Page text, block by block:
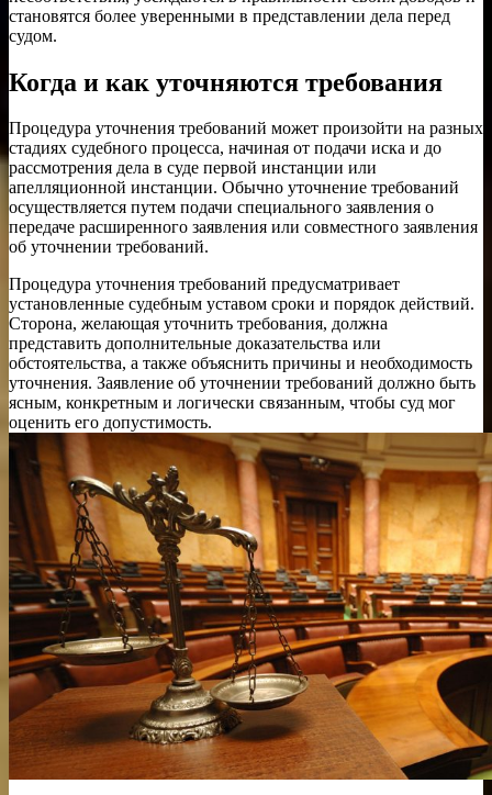
становятся более уверенными в представлении дела перед
судом.
Когда и как уточняются требования
Процедура уточнения требований может произойти на разных
стадиях судебного процесса, начиная от подачи иска и до
рассмотрения дела в суде первой инстанции или
апелляционной инстанции. Обычно уточнение требований
осуществляется путем подачи специального заявления о
передаче расширенного заявления или совместного заявления
об уточнении требований.
Процедура уточнения требований предусматривает
установленные судебным уставом сроки и порядок действий.
Сторона, желающая уточнить требования, должна
представить дополнительные доказательства или
обстоятельства, а также объяснить причины и необходимость
уточнения. Заявление об уточнении требований должно быть
ясным, конкретным и логически связанным, чтобы суд мог
оценить его допустимость.